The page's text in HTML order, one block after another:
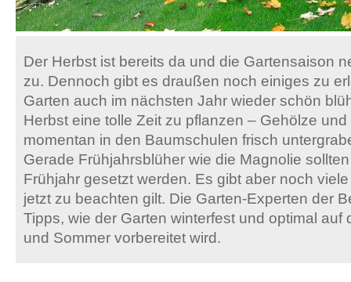
Der Herbst ist bereits da und die Gartensaison
zu. Dennoch gibt es draußen noch einiges zu
Garten auch im nächsten Jahr wieder schön
Herbst eine tolle Zeit zu pflanzen – Gehölze
momentan in den Baumschulen frisch
Gerade Frühjahrsblüher wie die Magnolie
Frühjahr gesetzt werden. Es gibt aber noch
jetzt zu beachten gilt. Die Garten-Experten der
Tipps, wie der Garten winterfest und optimal auf
und Sommer vorbereitet wird.